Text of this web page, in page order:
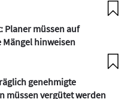
müssen auf
hinweisen
genehmigte
müssen vergütet werden